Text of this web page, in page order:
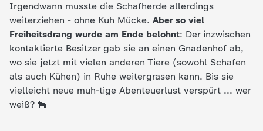
Z
D
Irgendwann musste die Schafherde allerdings
weiterziehen - ohne Kuh Mücke. Aber so viel
Freiheitsdrang wurde am Ende belohnt: Der inzwischen
kontaktierte Besitzer gab sie an einen Gnadenhof ab,
wo sie jetzt mit vielen anderen Tiere (sowohl Schafen
als auch Kühen) in Ruhe weitergrasen kann. Bis sie
vielleicht neue muh-tige Abenteuerlust verspürt ... wer
weiß? 🐄